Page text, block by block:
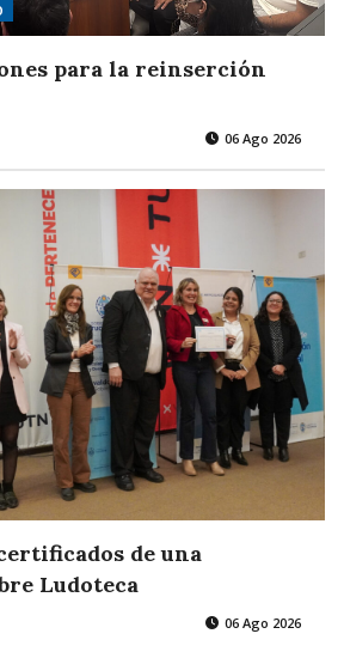
para la reinserción
06 Ago 2026
de una
Ludoteca
06 Ago 2026